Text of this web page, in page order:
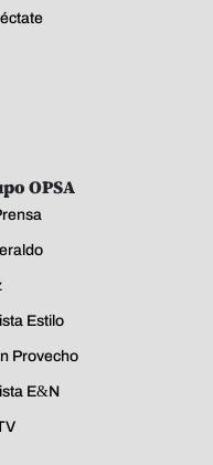
OPSA
Estilo
Provecho
E&N